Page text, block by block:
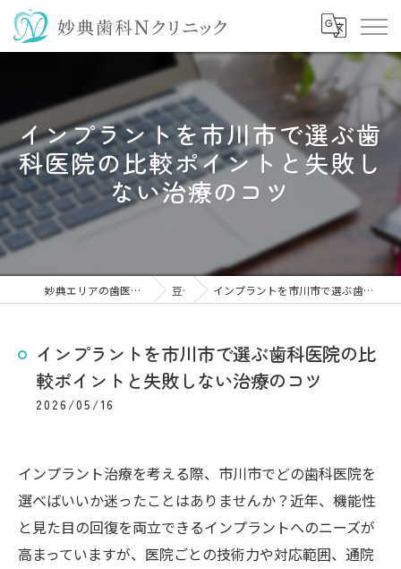
インプラントを市川市で選ぶ歯
科医院の比較ポイントと失敗し
ない治療のコツ
妙典エリアの歯医者なら妙典歯科Nクリニック 豆知識 インプラントを市川市で選ぶ歯科医院の比較ポイントと失敗しない治療のコツ
インプラントを市川市で選ぶ歯科医院の比
較ポイントと失敗しない治療のコツ
2026/05/16
インプラント治療を考える際、市川市でどの歯科医院を
選べばいいか迷ったことはありませんか？近年、機能性
と見た目の回復を両立できるインプラントへのニーズが
高まっていますが、医院ごとの技術力や対応範囲、通院